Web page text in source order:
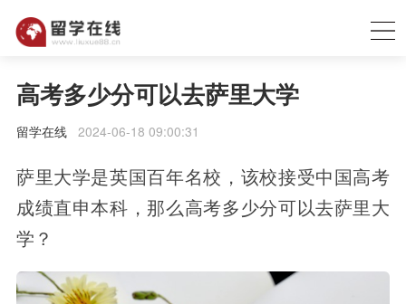
高考多少分可以去萨里大学
留学在线2024-06-18 09:00:31
萨里大学是英国百年名校，该校接受中国高考
成绩直申本科，那么高考多少分可以去萨里大
学？